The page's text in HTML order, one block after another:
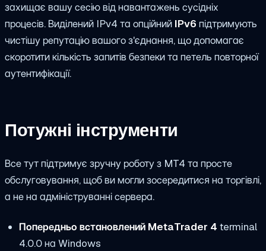
захищає вашу сесію від навантажень сусідніх
процесів. Виділений IPv4 та опційний IPv6 підтримують
чистішу репутацію вашого з'єднання, що допомагає
скоротити кількість запитів безпеки та петель повторної
аутентифікації.
Потужні інструменти
Все тут підтримує зручну роботу з MT4 та просте
обслуговування, щоб ви могли зосередитися на торгівлі,
а не на адмініструванні сервера.
Попередньо встановлений MetaTrader 4 terminal
4.0.0 на Windows